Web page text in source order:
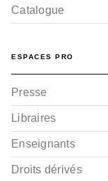
Catalogue
ESPACES PRO
Presse
Libraires
Enseignants
Droits dérivés